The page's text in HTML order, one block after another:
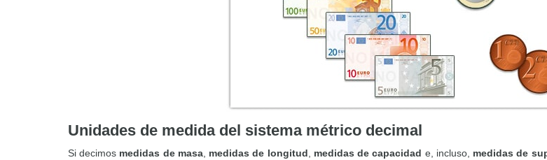
Unidades de medida del sistema métrico decimal
Si decimos medidas de masa, medidas de longitud, medidas de capacidad e, incluso, medidas de